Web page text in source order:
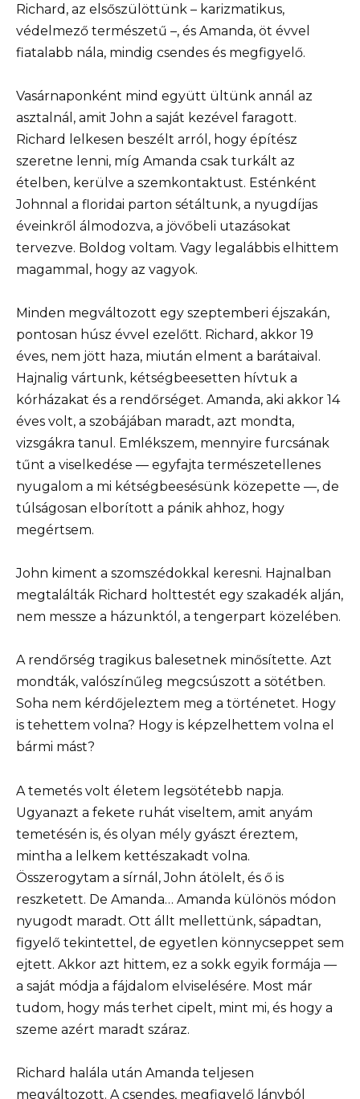
Richard, az elsőszülöttünk – karizmatikus,
védelmező természetű –, és Amanda, öt évvel
fiatalabb nála, mindig csendes és megfigyelő.
Vasárnaponként mind együtt ültünk annál az
asztalnál, amit John a saját kezével faragott.
Richard lelkesen beszélt arról, hogy építész
szeretne lenni, míg Amanda csak turkált az
ételben, kerülve a szemkontaktust. Esténként
Johnnal a floridai parton sétáltunk, a nyugdíjas
éveinkről álmodozva, a jövőbeli utazásokat
tervezve. Boldog voltam. Vagy legalábbis elhittem
magammal, hogy az vagyok.
Minden megváltozott egy szeptemberi éjszakán,
pontosan húsz évvel ezelőtt. Richard, akkor 19
éves, nem jött haza, miután elment a barátaival.
Hajnalig vártunk, kétségbeesetten hívtuk a
kórházakat és a rendőrséget. Amanda, aki akkor 14
éves volt, a szobájában maradt, azt mondta,
vizsgákra tanul. Emlékszem, mennyire furcsának
tűnt a viselkedése — egyfajta természetellenes
nyugalom a mi kétségbeesésünk közepette —, de
túlságosan elborított a pánik ahhoz, hogy
megértsem.
John kiment a szomszédokkal keresni. Hajnalban
megtalálták Richard holttestét egy szakadék alján,
nem messze a házunktól, a tengerpart közelében.
A rendőrség tragikus balesetnek minősítette. Azt
mondták, valószínűleg megcsúszott a sötétben.
Soha nem kérdőjeleztem meg a történetet. Hogy
is tehettem volna? Hogy is képzelhettem volna el
bármi mást?
A temetés volt életem legsötétebb napja.
Ugyanazt a fekete ruhát viseltem, amit anyám
temetésén is, és olyan mély gyászt éreztem,
mintha a lelkem kettészakadt volna.
Összerogytam a sírnál, John átölelt, és ő is
reszketett. De Amanda… Amanda különös módon
nyugodt maradt. Ott állt mellettünk, sápadtan,
figyelő tekintettel, de egyetlen könnycseppet sem
ejtett. Akkor azt hittem, ez a sokk egyik formája —
a saját módja a fájdalom elviselésére. Most már
tudom, hogy más terhet cipelt, mint mi, és hogy a
szeme azért maradt száraz.
Richard halála után Amanda teljesen
megváltozott. A csendes, megfigyelő lányból